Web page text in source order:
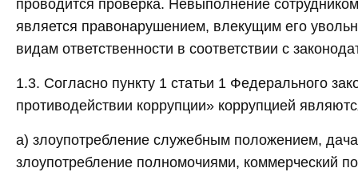
проводится проверка. Невыполнение
является правонарушением, влекущим его
видам ответственности в соответствии с
1.3. Согласно пункту 1 статьи 1 Федерального
противодействии коррупции» коррупцией
а) злоупотребление служебным положением, дача
злоупотребление полномочиями, коммерческий